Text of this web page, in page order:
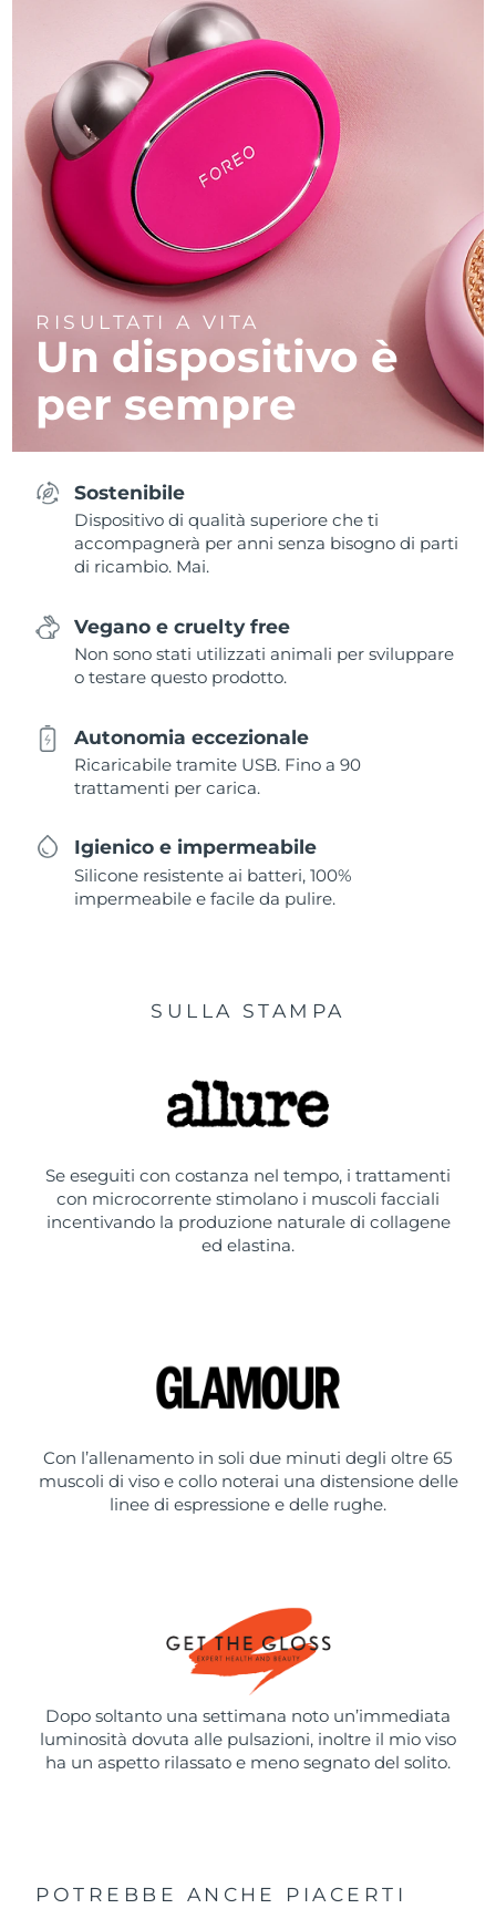
RISULTATI A VITA
Un dispositivo è
per sempre
Sostenibile
Dispositivo di qualità superiore che ti
accompagnerà per anni senza bisogno di parti
di ricambio. Mai.
Vegano e cruelty free
Non sono stati utilizzati animali per sviluppare
o testare questo prodotto.
Autonomia eccezionale
Ricaricabile tramite USB. Fino a 90
trattamenti per carica.
Igienico e impermeabile
Silicone resistente ai batteri, 100%
impermeabile e facile da pulire.
SULLA STAMPA
Se eseguiti con costanza nel tempo, i trattamenti
con microcorrente stimolano i muscoli facciali
incentivando la produzione naturale di collagene
ed elastina.
Con l’allenamento in soli due minuti degli oltre 65
muscoli di viso e collo noterai una distensione delle
linee di espressione e delle rughe.
Dopo soltanto una settimana noto un’immediata
luminosità dovuta alle pulsazioni, inoltre il mio viso
ha un aspetto rilassato e meno segnato del solito.
POTREBBE ANCHE PIACERTI